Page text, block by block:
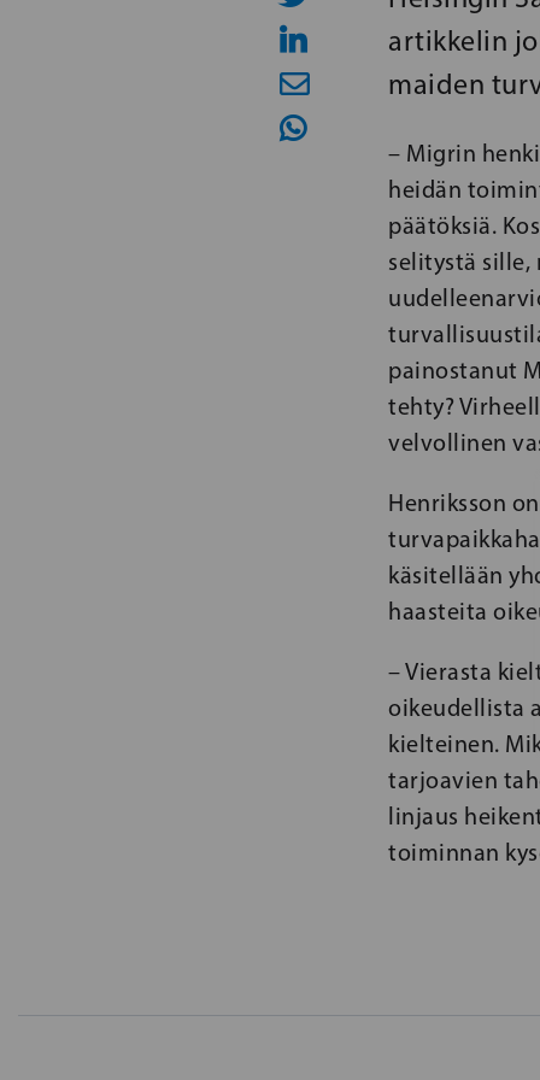
artikkelin
maiden
– Migrin
heidän
päätöksiä.
selitystä
painostanut
tehty?
velvollinen
Henriksson
käsitellään
haasteita
– Vierasta
oikeudellista
kielteinen.
tarjoavien
linjaus
toiminnan